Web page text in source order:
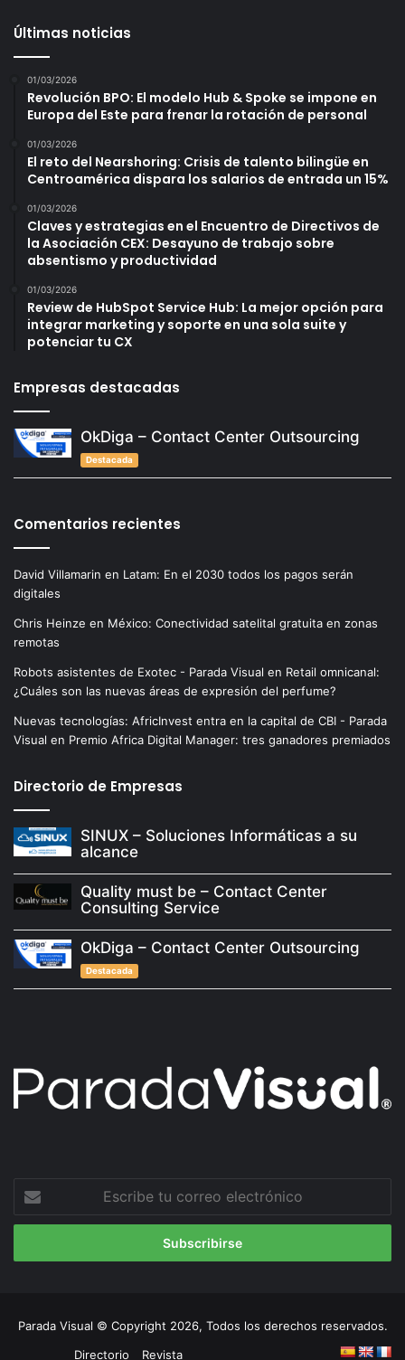
Últimas noticias
01/03/2026
Revolución BPO: El modelo Hub & Spoke se impone en
Europa del Este para frenar la rotación de personal
01/03/2026
El reto del Nearshoring: Crisis de talento bilingüe en
Centroamérica dispara los salarios de entrada un 15%
01/03/2026
Claves y estrategias en el Encuentro de Directivos de
la Asociación CEX: Desayuno de trabajo sobre
absentismo y productividad
01/03/2026
Review de HubSpot Service Hub: La mejor opción para
integrar marketing y soporte en una sola suite y
potenciar tu CX
Empresas destacadas
OkDiga – Contact Center Outsourcing
Destacada
Comentarios recientes
David Villamarin en Latam: En el 2030 todos los pagos serán
digitales
Chris Heinze en México: Conectividad satelital gratuita en zonas
remotas
Robots asistentes de Exotec - Parada Visual en Retail omnicanal:
¿Cuáles son las nuevas áreas de expresión del perfume?
Nuevas tecnologías: AfricInvest entra en la capital de CBI - Parada
Visual en Premio Africa Digital Manager: tres ganadores premiados
Directorio de Empresas
SINUX – Soluciones Informáticas a su
alcance
Quality must be – Contact Center
Consulting Service
OkDiga – Contact Center Outsourcing
Destacada
correo
Parada Visual © Copyright 2026, Todos los derechos reservados.
Directorio
Revista